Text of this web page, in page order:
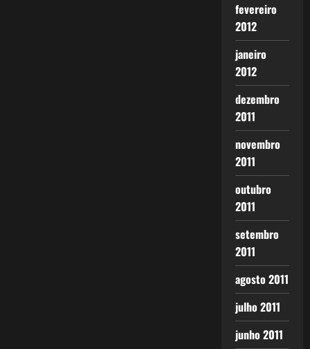
fevereiro
2012
janeiro
2012
dezembro
2011
novembro
2011
outubro
2011
setembro
2011
agosto 2011
julho 2011
junho 2011